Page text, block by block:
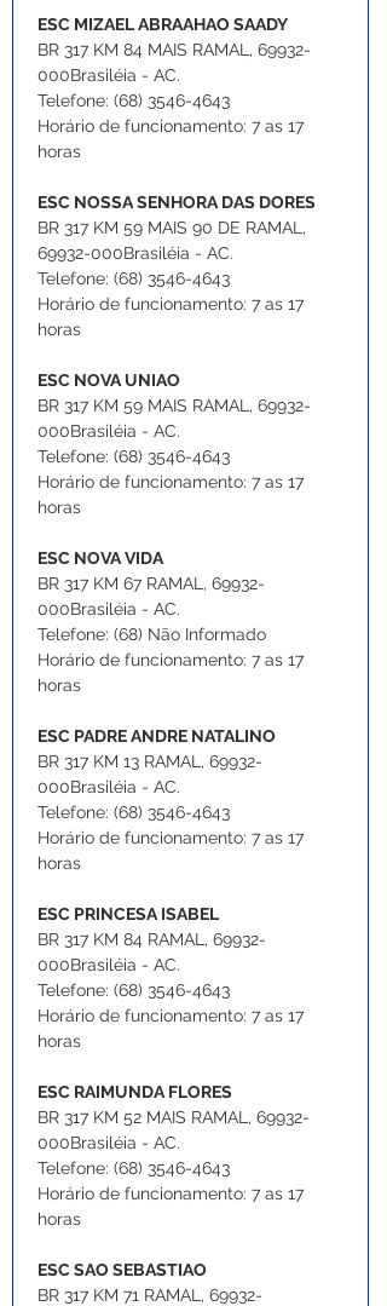
ESC MIZAEL ABRAAHAO SAADY
BR 317 KM 84 MAIS RAMAL, 69932-
000Brasiléia - AC.
Telefone: (68) 3546-4643
Horário de funcionamento: 7 as 17
horas
ESC NOSSA SENHORA DAS DORES
BR 317 KM 59 MAIS 90 DE RAMAL,
69932-000Brasiléia - AC.
Telefone: (68) 3546-4643
Horário de funcionamento: 7 as 17
horas
ESC NOVA UNIAO
BR 317 KM 59 MAIS RAMAL, 69932-
000Brasiléia - AC.
Telefone: (68) 3546-4643
Horário de funcionamento: 7 as 17
horas
ESC NOVA VIDA
BR 317 KM 67 RAMAL, 69932-
000Brasiléia - AC.
Telefone: (68) Não Informado
Horário de funcionamento: 7 as 17
horas
ESC PADRE ANDRE NATALINO
BR 317 KM 13 RAMAL, 69932-
000Brasiléia - AC.
Telefone: (68) 3546-4643
Horário de funcionamento: 7 as 17
horas
ESC PRINCESA ISABEL
BR 317 KM 84 RAMAL, 69932-
000Brasiléia - AC.
Telefone: (68) 3546-4643
Horário de funcionamento: 7 as 17
horas
ESC RAIMUNDA FLORES
BR 317 KM 52 MAIS RAMAL, 69932-
000Brasiléia - AC.
Telefone: (68) 3546-4643
Horário de funcionamento: 7 as 17
horas
ESC SAO SEBASTIAO
BR 317 KM 71 RAMAL, 69932-